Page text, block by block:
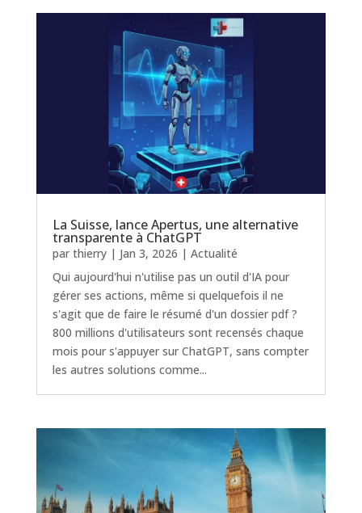
La Suisse, lance Apertus, une alternative
transparente à ChatGPT
par thierry| Jan 3, 2026 | Actualité
Qui aujourd'hui n'utilise pas un outil d'IA pour
gérer ses actions, même si quelquefois il ne
s'agit que de faire le résumé d'un dossier pdf ?
800 millions d'utilisateurs sont recensés chaque
mois pour s'appuyer sur ChatGPT, sans compter
les autres solutions comme...